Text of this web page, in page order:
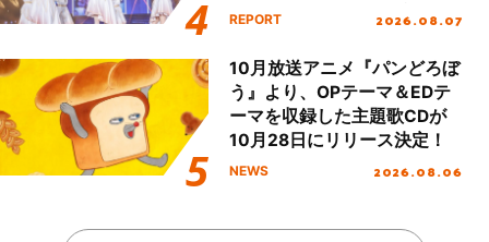
Party Stage／埼玉公演＞”
REPORT 2026.08.07
10月放送アニメ『パンどろぼ
う』より、OPテーマ＆EDテ
ーマを収録した主題歌CDが
10月28日にリリース決定！
NEWS 2026.08.06